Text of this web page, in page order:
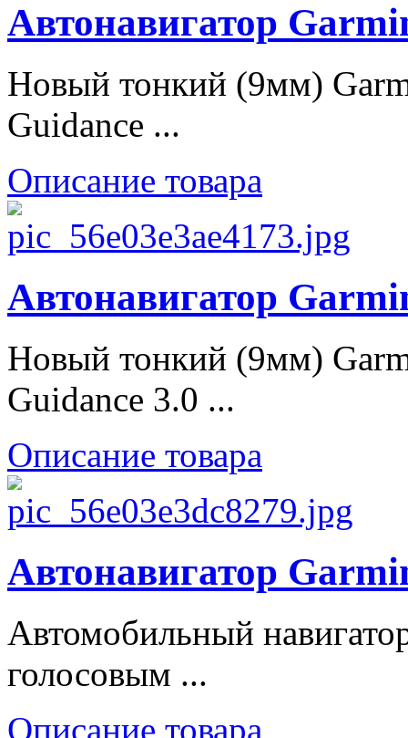
Автонавигатор
Новый тонкий (9мм)
Guidance ...
Описание товара
Автонавигатор
Новый тонкий (9мм)
Guidance 3.0 ...
Описание товара
Автонавигатор
Автомобильный
голосовым ...
Описание товара